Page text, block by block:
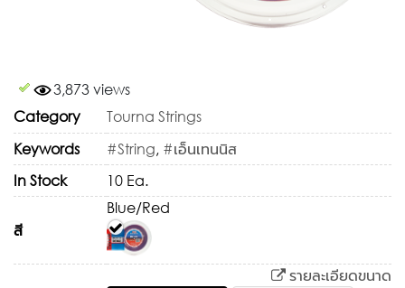
3,873 views
Category
Tourna Strings
Keywords
#String, #เอ็นเทนนิส
In Stock
10 Ea.
สี
Blue/Red
รายละเอียดขนาด